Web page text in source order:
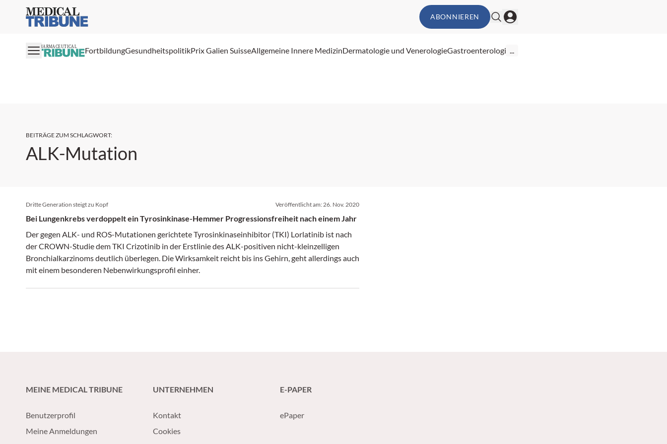
Medical Tribune ABONNIEREN
PHARMACEUTICAL FortbildungGesundheitspolitikPrix Galien SuisseAllgemeine Innere MedizinDermatologie und VenerologieGastroenterologie...
BEITRÄGE ZUM SCHLAGWORT:
ALK-Mutation
Dritte Generation steigt zu Kopf Veröffentlicht am: 26. Nov. 2020
Bei Lungenkrebs verdoppelt ein Tyrosinkinase-Hemmer Progressionsfreiheit nach einem Jahr
Der gegen ALK- und ROS-Mutationen gerichtete Tyrosinkinaseinhibitor (TKI) Lorlatinib ist nach
der CROWN-Studie dem TKI Crizotinib in der Erstlinie des ALK-positiven nicht-kleinzelligen
Bronchialkarzinoms deutlich überlegen. Die Wirksamkeit reicht bis ins Gehirn, geht allerdings auch
mit einem besonderen Nebenwirkungsprofil einher.
MEINE MEDICAL TRIBUNE
Benutzerprofil
Meine Anmeldungen
UNTERNEHMEN
Kontakt
Cookies
E-PAPER
ePaper